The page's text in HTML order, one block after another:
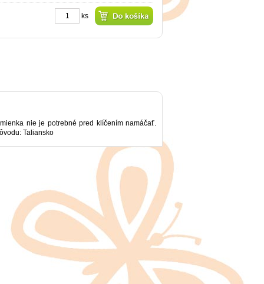
ks
nie je potrebné pred klíčením namáčať.
Taliansko